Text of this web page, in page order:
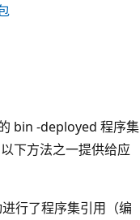
bin -deployed 程序集
下方法之一提供给应
行了程序集引用（编